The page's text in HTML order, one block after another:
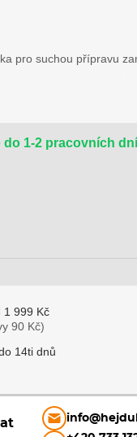
pro suchou přípravu
do 1-2 pracovních
1 999 Kč
90 Kč)
14ti dnů